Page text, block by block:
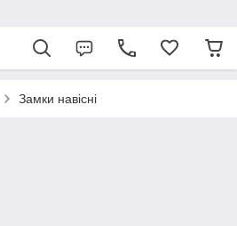
Замки навісні